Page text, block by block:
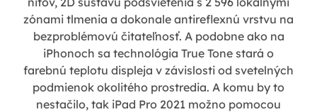
zónami tlmenia a dokonale antireflexnú vrstvu na
bezproblémovú čitateľnosť. A podobne ako na
iPhonoch sa technológia True Tone stará o
farebnú teplotu displeja v závislosti od svetelných
podmienok okolitého prostredia. A komu by to
nestačilo, tak iPad Pro 2021 možno pomocou